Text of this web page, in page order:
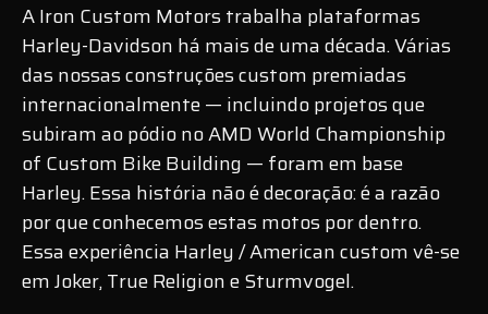
A Iron Custom Motors trabalha plataformas
Harley-Davidson há mais de uma década. Várias
das nossas construções custom premiadas
internacionalmente — incluindo projetos que
subiram ao pódio no AMD World Championship
of Custom Bike Building — foram em base
Harley. Essa história não é decoração: é a razão
por que conhecemos estas motos por dentro.
Essa experiência Harley / American custom vê-se
emJoker,True ReligioneSturmvogel.